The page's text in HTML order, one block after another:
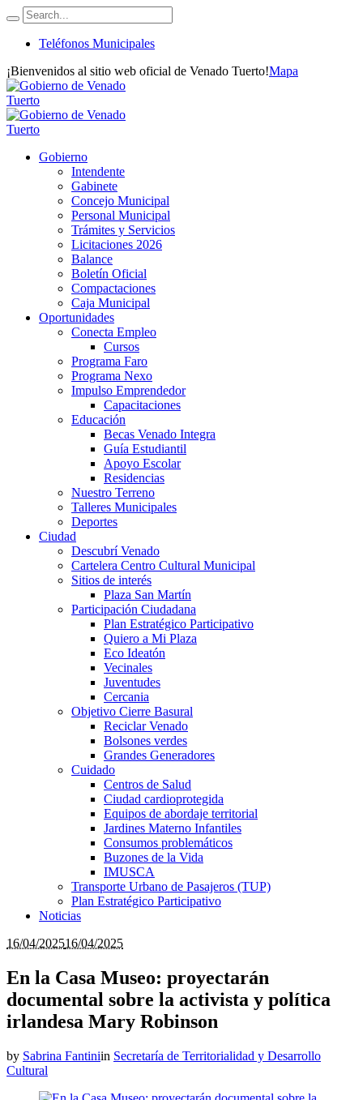
Teléfonos Municipales
¡Bienvenidos al sitio web oficial de Venado Tuerto!Mapa
Gobierno
Intendente
Gabinete
Concejo Municipal
Personal Municipal
Trámites y Servicios
Licitaciones 2026
Balance
Boletín Oficial
Compactaciones
Caja Municipal
Oportunidades
Conecta Empleo
Cursos
Programa Faro
Programa Nexo
Impulso Emprendedor
Capacitaciones
Educación
Becas Venado Integra
Guía Estudiantil
Apoyo Escolar
Residencias
Nuestro Terreno
Talleres Municipales
Deportes
Ciudad
Descubrí Venado
Cartelera Centro Cultural Municipal
Sitios de interés
Plaza San Martín
Participación Ciudadana
Plan Estratégico Participativo
Quiero a Mi Plaza
Eco Ideatón
Vecinales
Juventudes
Cercania
Objetivo Cierre Basural
Reciclar Venado
Bolsones verdes
Grandes Generadores
Cuidado
Centros de Salud
Ciudad cardioprotegida
Equipos de abordaje territorial
Jardines Materno Infantiles
Consumos problemáticos
Buzones de la Vida
IMUSCA
Transporte Urbano de Pasajeros (TUP)
Plan Estratégico Participativo
Noticias
16/04/202516/04/2025
En la Casa Museo: proyectarán
documental sobre la activista y política
irlandesa Mary Robinson
by Sabrina Fantiniin Secretaría de Territorialidad y Desarrollo
Cultural